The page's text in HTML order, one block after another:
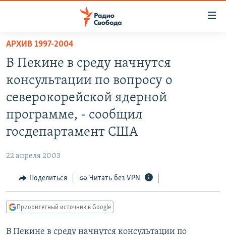
упрощенного
доступа
основному
содержанию
Вернутся
главной
навигации
Вернутся
поиску
АВТОРСКИЕ ПРОЕКТЫ
МНЕНИЯ
IDEL.РЕАЛИИ
КАВКАЗ.РЕАЛИИ
СЕВЕР.РЕАЛИИ
АРХИВ 1997-2004
В Пекине в среду начнутся
консультации по вопросу о
северокорейской ядерной
программе, - сообщил
госдепартамент США
22 апреля 2003
Поделиться Читать без VPN
Приоритетный источник в Google
В Пекине в среду начнутся консультации по